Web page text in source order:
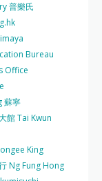
普樂氏
Bureau
Office
蘇寧
館 Tai Kwun
King
Ng Fung Hong